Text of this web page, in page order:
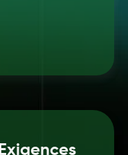
Exigences